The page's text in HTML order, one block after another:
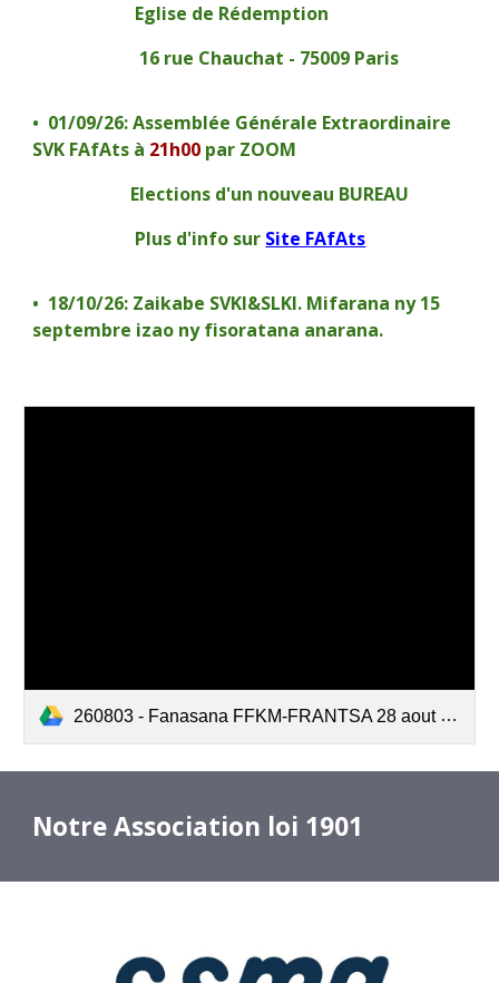
Eglise de Rédemption
16 rue Chauchat - 75009 Paris
•⁠ ⁠ 01/09/26:Assemblée Générale Extraordinaire
SVK FAfAts à 21h00 par ZOOM
Elections d'un nouveau BUREAU
Plus d'info sur Site FAfAts
•⁠ ⁠ 18/10/26: Zaikabe SVKI&SLKI. Mifarana ny 15
septembre izao ny fisoratana anarana.
260803 - Fanasana FFKM-FRANTSA 28 aout 2026.pdf
Notre Association loi 1901